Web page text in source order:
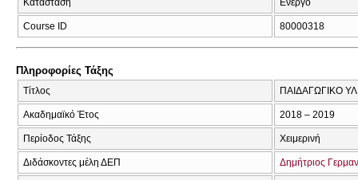
Κατάσταση Ενεργό
Course ID 80000318
Πληροφορίες Τάξης
Τίτλος ΠΑΙΔΑΓΩΓΙΚΟ
Ακαδημαϊκό Έτος 2018 – 2019
Περίοδος Τάξης Χειμερινή
Διδάσκοντες μέλη ΔΕΠ Δημήτριος